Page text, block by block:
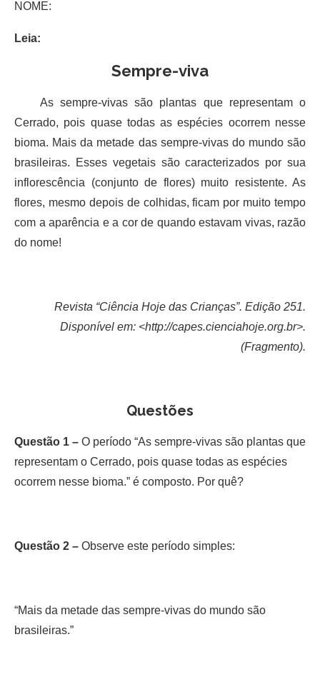
NOME:
Leia:
Sempre-viva
As sempre-vivas são plantas que representam o
Cerrado, pois quase todas as espécies ocorrem nesse
bioma. Mais da metade das sempre-vivas do mundo são
brasileiras. Esses vegetais são caracterizados por sua
inflorescência (conjunto de flores) muito resistente. As
flores, mesmo depois de colhidas, ficam por muito tempo
com a aparência e a cor de quando estavam vivas, razão
do nome!
Revista “Ciência Hoje das Crianças”. Edição 251.
Disponível em: <http://capes.cienciahoje.org.br>.
(Fragmento).
Questões
Questão 1 – O período “As sempre-vivas são plantas que
representam o Cerrado, pois quase todas as espécies
ocorrem nesse bioma.” é composto. Por quê?
Questão 2 – Observe este período simples:
“Mais da metade das sempre-vivas do mundo são
brasileiras.”